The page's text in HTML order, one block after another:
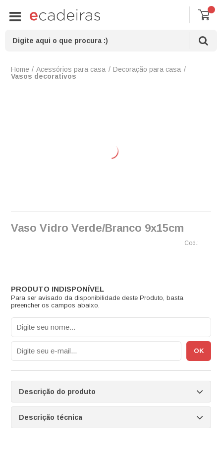
Acessórios para casa
Decoração para casa
Vasos decorativos
Vaso Vidro Verde/Branco 9x15cm
Para ser avisado da disponibilidade deste Produto, basta
preencher os campos abaixo.
Descrição do produto
Descrição técnica